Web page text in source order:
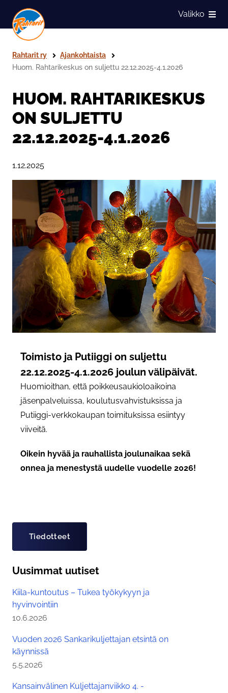
Siirry sivun sisältöön
Näytä
Valikko
Rahtarit ry
Ajankohtaista
Huom. Rahtarikeskus on suljettu 22.12.2025-4.1.2026
HUOM. RAHTARIKESKUS
ON SULJETTU
22.12.2025-4.1.2026
Julkaistu:
1.12.2025
Toimisto ja Putiiggi on suljettu
22.12.2025-4.1.2026 joulun välipäivät.
Huomioithan, että poikkeusaukioloaikoina
jäsenpalveluissa, koulutusvahvistuksissa ja
Putiiggi-verkkokaupan toimituksissa esiintyy
viiveitä.
Oikein hyvää ja rauhallista joulunaikaa sekä
onnea ja menestystä uudelle vuodelle 2026!
Tiedotteet
Uusimmat uutiset
Kiila-kuntoutus – Tukea työkykyyn ja
hyvinvointiin
Julkaistu:
10.6.2026
Vuoden 2026 Sankarikuljettajan etsintä on
käynnissä
Julkaistu:
5.5.2026
Kansainvälinen Kuljettajanviikko 4. -